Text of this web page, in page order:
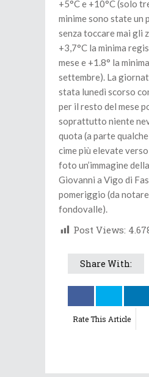
+5°C e +10°C (solo
minime sono state un
senza toccare mai gli
+3,7°C la minima
mese e +1.8° la
settembre). La
stata lunedì scorso
per il resto del mese
soprattutto niente
quota (a parte
cime più elevate
foto un’immagine
Giovanni a Vigo di
pomeriggio (da
fondovalle).
Post Views:
Share With:
Rate This Article